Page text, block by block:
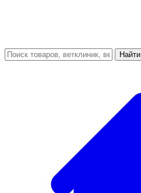
Найти